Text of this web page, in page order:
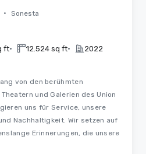
• Sonesta
ft• 12.524 sq ft• 2022
von den berühmten
und Galerien des Union
uns für Service, unsere
Nachhaltigkeit. Wir setzen auf
Erinnerungen, die unsere